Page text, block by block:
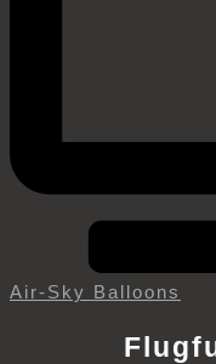
Air-Sky Balloons